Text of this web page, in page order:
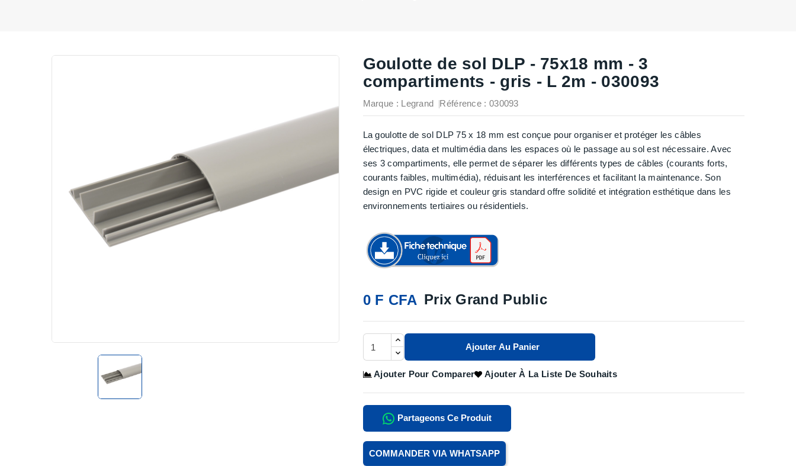
Goulotte de sol DLP - 75x18 mm - 3
compartiments - gris - L 2m - 030093
Marque : Legrand Référence : 030093
La goulotte de sol DLP 75 x 18 mm est conçue pour organiser et protéger les câbles
électriques, data et multimédia dans les espaces où le passage au sol est nécessaire. Avec
ses 3 compartiments, elle permet de séparer les différents types de câbles (courants forts,
courants faibles, multimédia), réduisant les interférences et facilitant la maintenance. Son
design en PVC rigide et couleur gris standard offre solidité et intégration esthétique dans les
environnements tertiaires ou résidentiels.
0 F CFA Prix Grand Public
Ajouter Au Panier
Ajouter Pour Comparer Ajouter À La Liste De Souhaits
Partageons Ce Produit
COMMANDER VIA WHATSAPP